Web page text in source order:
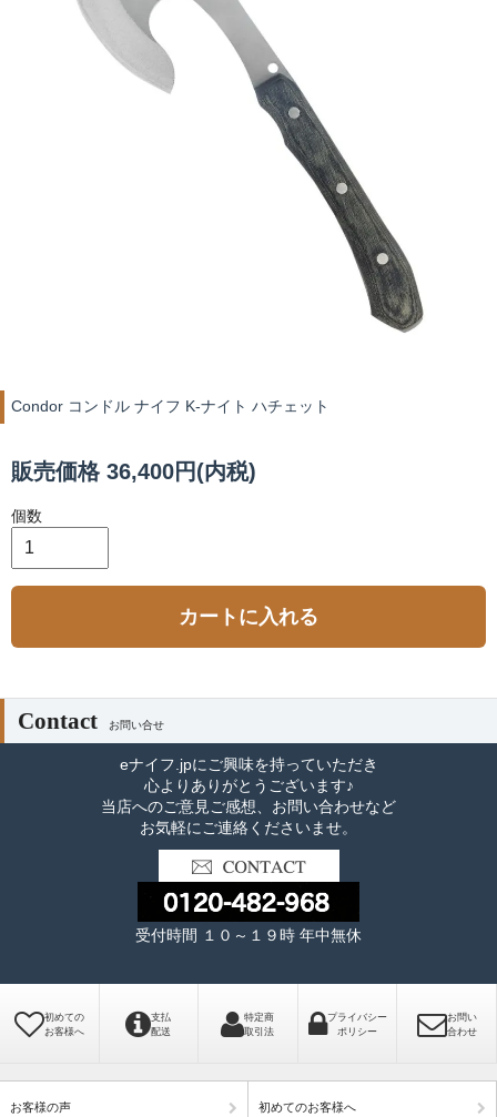
Condor コンドル ナイフ K-ナイト ハチェット
販売価格 36,400円(内税)
個数
カートに入れる
Contact お問い合せ
eナイフ.jpにご興味を持っていただき
心よりありがとうございます♪
当店へのご意見ご感想、お問い合わせなど
お気軽にご連絡くださいませ。
受付時間 １０～１９時 年中無休
初めての
お客様へ
支払
配送
特定商
取引法
プライバシー
ポリシー
お問い
合わせ
お客様の声 初めてのお客様へ